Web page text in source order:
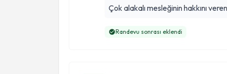
Çok alakalı mesleğinin hakkını
Randevu sonrası eklendi